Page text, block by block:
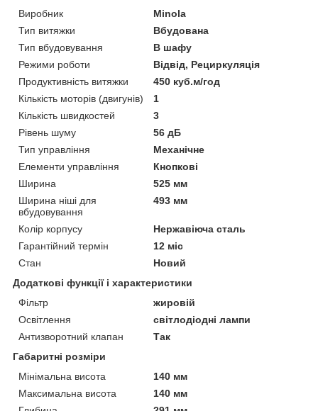
Виробник
Minola
Тип витяжки
Вбудована
Тип вбудовування
В шафу
Режими роботи
Відвід, Рециркуляція
Продуктивність витяжки
450 куб.м/год
Кількість моторів (двигунів)
1
Кількість швидкостей
3
Рівень шуму
56 дБ
Тип управління
Механічне
Елементи управління
Кнопкові
Ширина
525 мм
Ширина ніші для
вбудовування
493 мм
Колір корпусу
Нержавіюча сталь
Гарантійний термін
12 міс
Стан
Новий
Додаткові функції і характеристики
Фільтр
жировій
Освітлення
світлодіодні лампи
Антизворотний клапан
Так
Габаритні розміри
Мінімальна висота
140 мм
Максимальна висота
140 мм